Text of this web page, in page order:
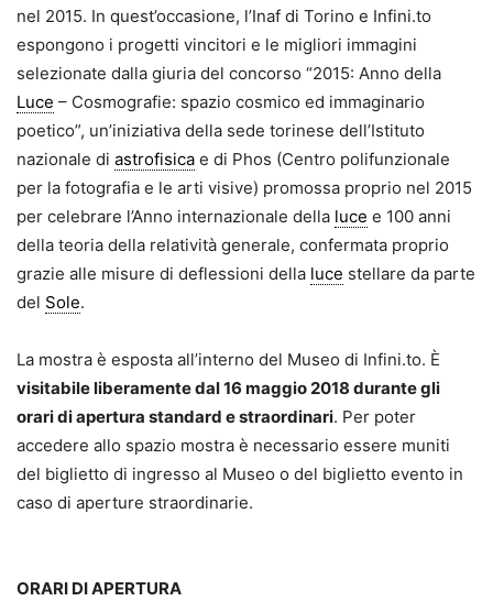
nel 2015. In quest’occasione, l’Inaf di Torino e Infini.to
espongono i progetti vincitori e le migliori immagini
selezionate dalla giuria del concorso “2015: Anno della
Luce – Cosmografie: spazio cosmico ed immaginario
poetico”, un’iniziativa della sede torinese dell’Istituto
nazionale di astrofisica e di Phos (Centro polifunzionale
per la fotografia e le arti visive) promossa proprio nel 2015
per celebrare l’Anno internazionale della luce e 100 anni
della teoria della relatività generale, confermata proprio
grazie alle misure di deflessioni della luce stellare da parte
del Sole.
La mostra è esposta all’interno del Museo di Infini.to. È
visitabile liberamente dal 16 maggio 2018 durante gli
orari di apertura standard e straordinari. Per poter
accedere allo spazio mostra è necessario essere muniti
del biglietto di ingresso al Museo o del biglietto evento in
caso di aperture straordinarie.
ORARI DI APERTURA